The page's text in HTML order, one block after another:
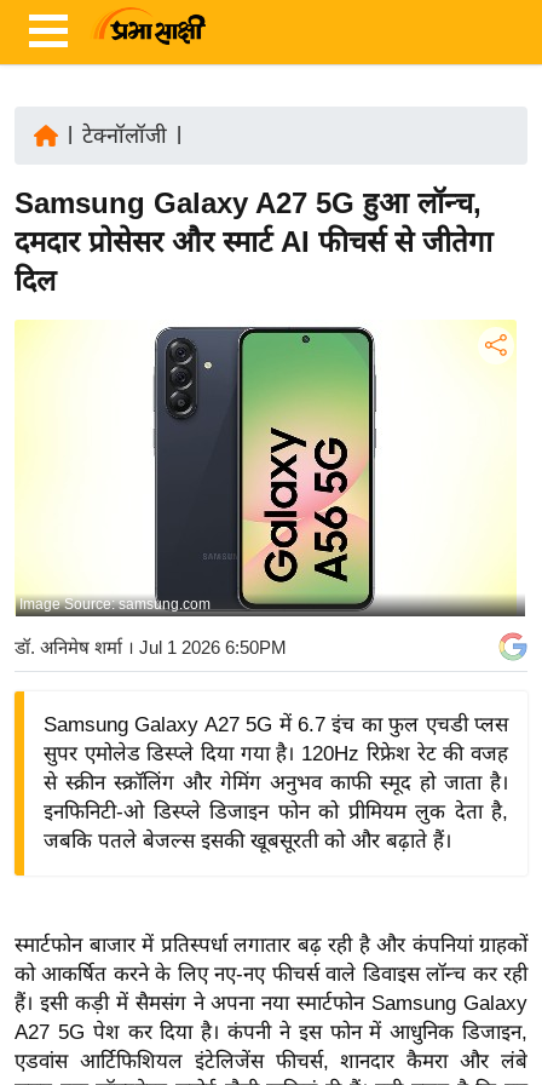
ज़ा
ख
ब
र
बि
ज़
ने
द्यो
वि
शे
ष
ज्ञ
रा
टेक्नॉलॉजी
Samsung Galaxy A27 5G हुआ लॉन्च,
दमदार प्रोसेसर और स्मार्ट AI फीचर्स से जीतेगा
दिल
Image Source: samsung.com
डॉ. अनिमेष शर्मा । Jul 1 2026 6:50PM
Samsung Galaxy A27 5G में 6.7 इंच का फुल एचडी प्लस
सुपर एमोलेड डिस्प्ले दिया गया है। 120Hz रिफ्रेश रेट की वजह
से स्क्रीन स्क्रॉलिंग और गेमिंग अनुभव काफी स्मूद हो जाता है।
इनफिनिटी-ओ डिस्प्ले डिजाइन फोन को प्रीमियम लुक देता है,
जबकि पतले बेजल्स इसकी खूबसूरती को और बढ़ाते हैं।
स्मार्टफोन बाजार में प्रतिस्पर्धा लगातार बढ़ रही है और कंपनियां ग्राहकों
को आकर्षित करने के लिए नए-नए फीचर्स वाले डिवाइस लॉन्च कर रही
हैं। इसी कड़ी में सैमसंग ने अपना नया स्मार्टफोन Samsung Galaxy
A27 5G पेश कर दिया है। कंपनी ने इस फोन में आधुनिक डिजाइन,
एडवांस आर्टिफिशियल इंटेलिजेंस फीचर्स, शानदार कैमरा और लंबे